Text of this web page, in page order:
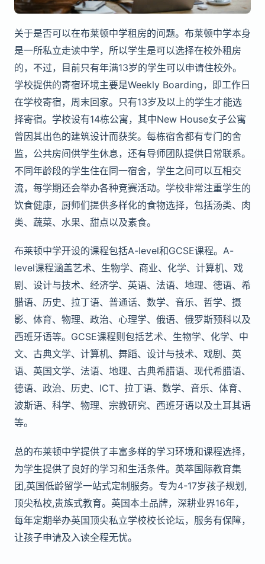
关于是否可以在布莱顿中学租房的问题。布莱顿中学本身
是一所私立走读中学，所以学生是可以选择在校外租房
的，不过，目前只有年满13岁的学生可以申请住校外。
学校提供的寄宿环境主要是Weekly Boarding，即工作日
在学校寄宿，周末回家。只有13岁及以上的学生才能选
择寄宿。学校设有14栋公寓，其中New House女子公寓
曾因其出色的建筑设计而获奖。每栋宿舍都有专门的舍
监，公共房间供学生休息，还有导师团队提供日常联系。
不同年龄段的学生住在同一宿舍，学生之间可以互相交
流，每学期还会举办各种竞赛活动。学校非常注重学生的
饮食健康，厨师们提供多样化的食物选择，包括汤类、肉
类、蔬菜、水果、甜点以及素食。
布莱顿中学开设的课程包括A-level和GCSE课程。A-
level课程涵盖艺术、生物学、商业、化学、计算机、戏
剧、设计与技术、经济学、英语、法语、地理、德语、希
腊语、历史、拉丁语、普通话、数学、音乐、哲学、摄
影、体育、物理、政治、心理学、俄语、俄罗斯预科以及
西班牙语等。GCSE课程则包括艺术、生物学、化学、中
文、古典文学、计算机、舞蹈、设计与技术、戏剧、英
语、英国文学、法语、地理、古典希腊语、现代希腊语、
德语、政治、历史、ICT、拉丁语、数学、音乐、体育、
波斯语、科学、物理、宗教研究、西班牙语以及土耳其语
等。
总的布莱顿中学提供了丰富多样的学习环境和课程选择，
为学生提供了良好的学习和生活条件。英萃国际教育集
团,英国低龄留学一站式定制服务。专为4-17岁孩子规划,
顶尖私校,贵族式教育。英国本土品牌，深耕业界16年，
每年定期举办英国顶尖私立学校校长论坛，服务有保障，
让孩子申请及入读全程无忧。